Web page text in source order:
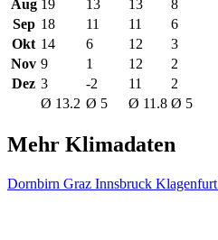
Aug 19 13 13
8
Sep 18 11 11
6
Okt 14 6 12
3
Nov 9 1 12
2
Dez 3 -2 11
2
Ø 13.2 Ø 5 Ø 11.8 Ø 5
Mehr Klimadaten
Dornbirn Graz Innsbruck Klagenfurt